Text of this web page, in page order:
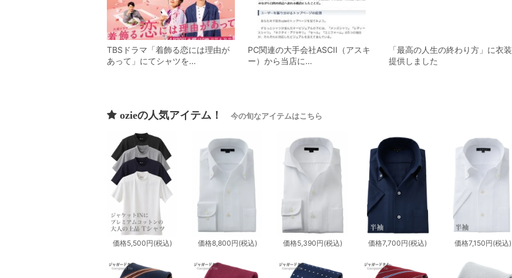
TBSドラマ「着飾る恋には理由が
あって」にてシャツを…
PC関連の大手会社ASCII（アスキ
ー）から当店に​…
「最高の人生の終わり方」に衣装
提供しました
ozieの人気アイテム！ 今の旬なアイテムはこちら
価格5,500円(税込) 価格8,800円(税込) 価格5,390円(税込) 価格7,700円(税込) 価格7,150円(税込)